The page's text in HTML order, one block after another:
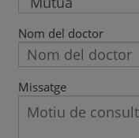
Nom del doctor
Missatge